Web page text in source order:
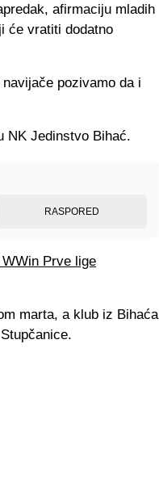
afirmaciju mladih
će vratiti dodatno
pozivamo da i
NK Jedinstvo Bihać.
RASPORED
Prve lige
marta, a klub iz Bihaća